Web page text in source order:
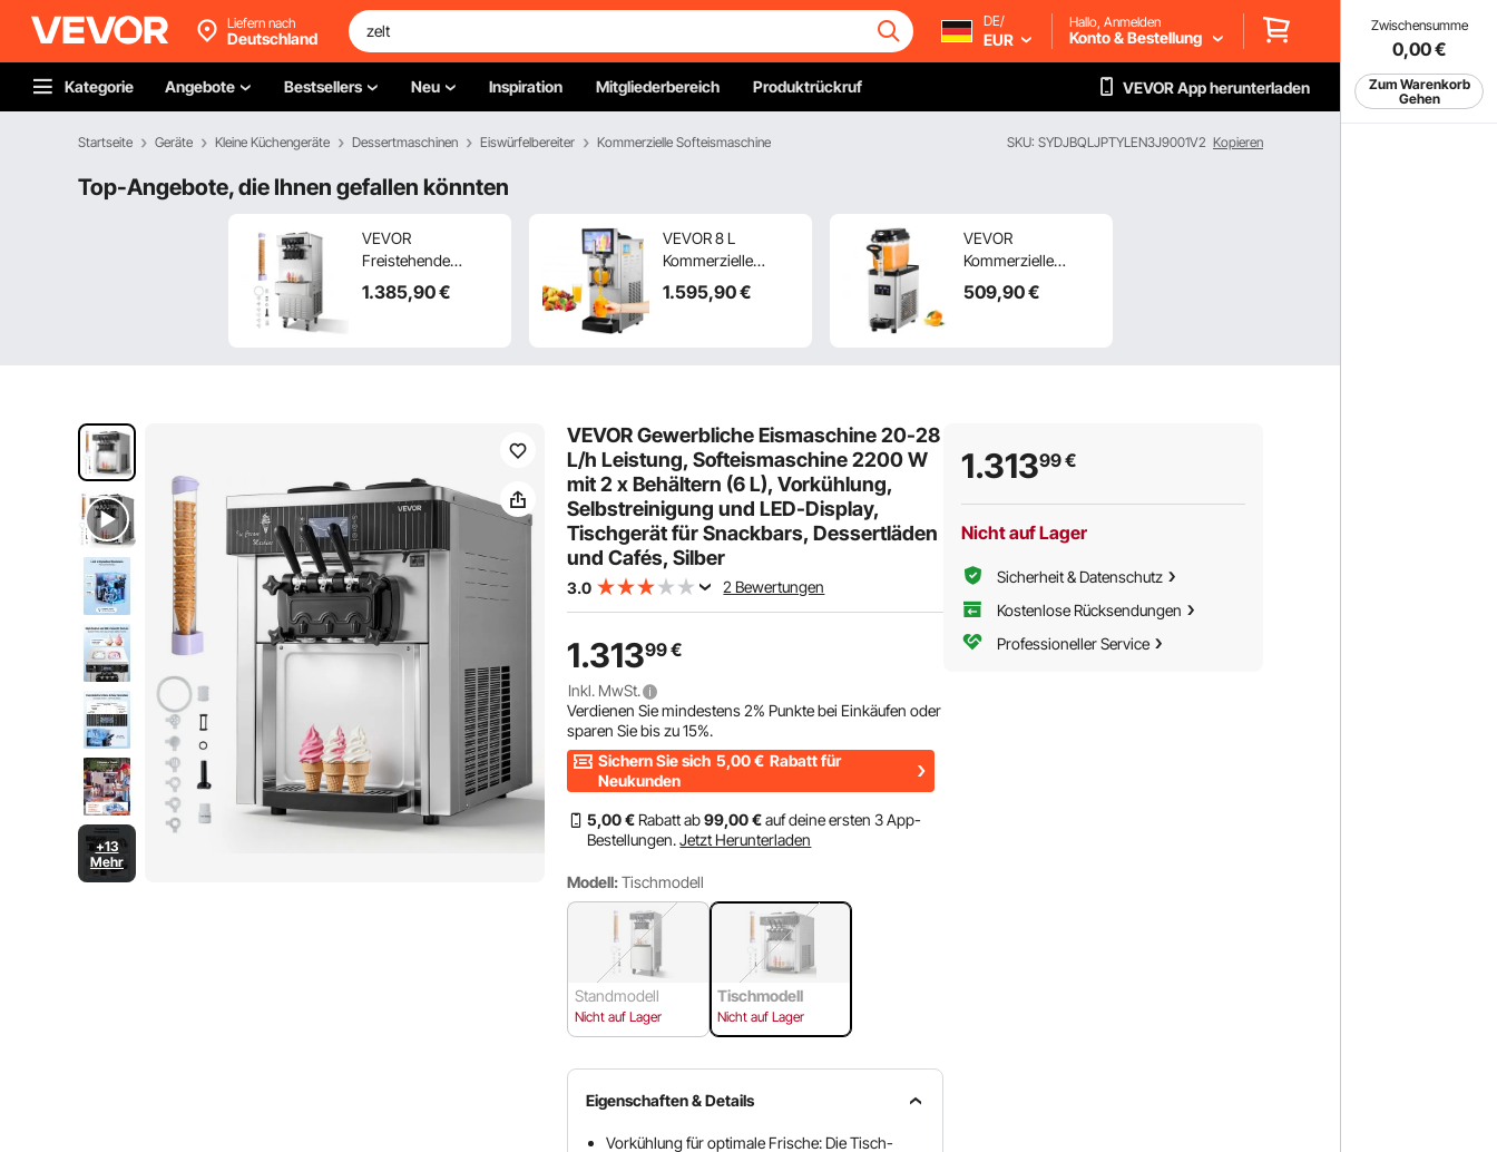
Zwischensumme
0,00€
Zum Warenkorb
Gehen
Liefern nach
Deutschland
DE/
EUR
Hallo, Anmelden
Konto & Bestellung
Kategorie Angebote Bestsellers Neu Inspiration Mitgliederbereich Produktrückruf VEVOR App herunterladen
Startseite Geräte Kleine Küchengeräte Dessertmaschinen Eiswürfelbereiter Kommerzielle Softeismaschine SKU: SYDJBQLJPTYLEN3J9001V2 Kopieren
Top-Angebote, die Ihnen gefallen könnten
VEVOR
Freistehende
Softeismaschine
20-28 L/h,
Warnfunktion bei
Niedrigem
Mischungsstand
1.385,90€
VEVOR 8 L
Kommerzielle
Slusheis Maschine,
Slushgerät mit
Edelstahl Slushy
Maschine 635 ×
290 × 860 mm
1.595,90€
VEVOR
Kommerzielle
Slushy-Maschine,
6L Tassen
Maschine für
Supermärkte,
Cafés, Restaurants,
Bars
509,90€
+13
Mehr
VEVOR Gewerbliche Eismaschine 20-28
L/h Leistung, Softeismaschine 2200 W
mit 2 x Behältern (6 L), Vorkühlung,
Selbstreinigung und LED-Display,
Tischgerät für Snackbars, Dessertläden
und Cafés, Silber
3.0 2 Bewertungen
1.31399€
Inkl. MwSt.
Verdienen Sie mindestens2% Punkte bei Einkäufen oder
sparen Sie bis zu15%.
Sichern Sie sich 5,00 € Rabatt für
Neukunden
5,00 € Rabatt ab99,00 €auf deine ersten 3 App-
Bestellungen. Jetzt Herunterladen
Modell: Tischmodell
Standmodell
Nicht auf Lager
Tischmodell
Nicht auf Lager
Eigenschaften & Details
Vorkühlung für optimale Frische: Die Tisch-
1.31399€
Nicht auf Lager
Sicherheit & Datenschutz
Kostenlose Rücksendungen
Professioneller Service